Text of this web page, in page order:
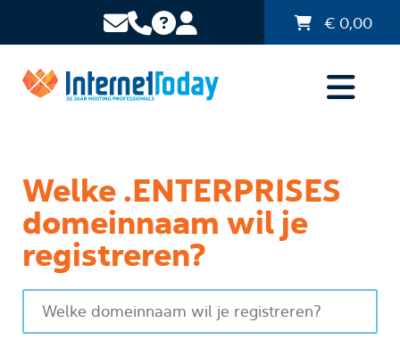
€ 0,00
Welke .ENTERPRISES
domeinnaam wil je
registreren?